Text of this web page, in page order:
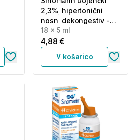
2,3%, hipertonični
nosni dekongestiv -
ampule(18 x 5 ml)
18 x 5 ml
4,88 €
V košarico